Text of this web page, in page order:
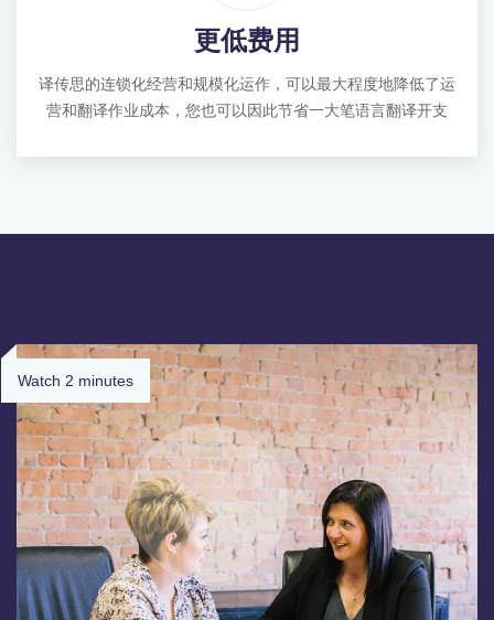
更低费用
译传思的连锁化经营和规模化运作，可以最大程度地降低了运
营和翻译作业成本，您也可以因此节省一大笔语言翻译开支
Watch 2 minutes